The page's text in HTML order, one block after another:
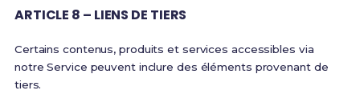
ARTICLE 8 – LIENS DE TIERS
Certains contenus, produits et services accessibles via
notre Service peuvent inclure des éléments provenant de
tiers.